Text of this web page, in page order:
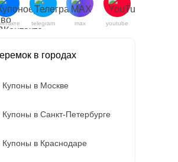
telegram max youtube
в городах
Купоны в Москве
Купоны в Санкт-Петербурге
Купоны в Краснодаре